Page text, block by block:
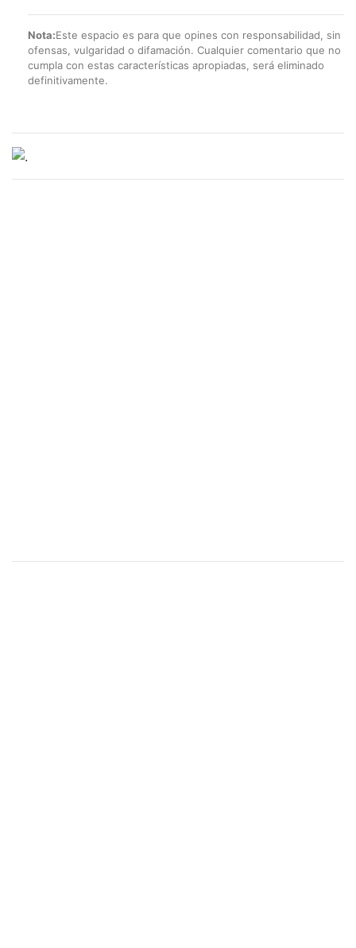
Nota:Este espacio es para que opines con responsabilidad, sin
ofensas, vulgaridad o difamación. Cualquier comentario que no
cumpla con estas características apropiadas, será eliminado
definitivamente.